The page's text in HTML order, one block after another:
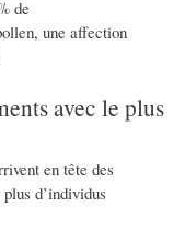
de
une affection
avec le plus
en tête des
d’individus